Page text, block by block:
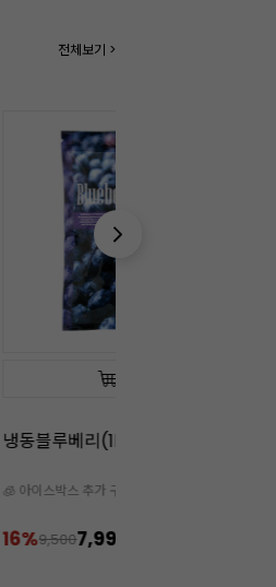
전체보기 >
냉동블루베리(1kg)
🧊 아이스박스 추가 구매 필수
16%9,5007,990원